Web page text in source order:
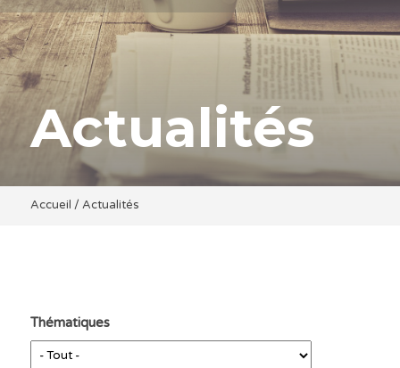
Actualités
Accueil / Actualités
Thématiques